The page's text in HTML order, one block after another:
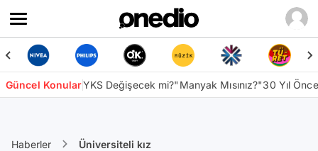
Güncel KonularYKS Değişecek mi?"Manyak Mısınız?"30 Yıl
Haberler Üniversiteli kız